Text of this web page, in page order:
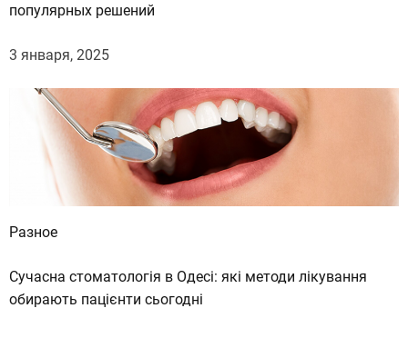
популярных решений
3 января, 2025
Разное
Сучасна стоматологія в Одесі: які методи лікування
обирають пацієнти сьогодні